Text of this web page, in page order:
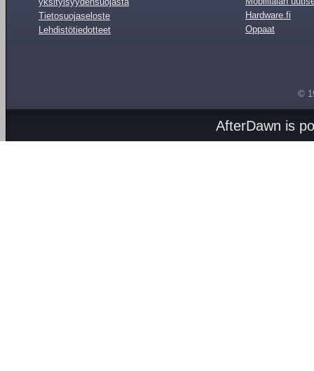
Tietosuojaseloste
Lehdistötiedotteet
Hardware.fi
Oppaat
©
AfterDawn is